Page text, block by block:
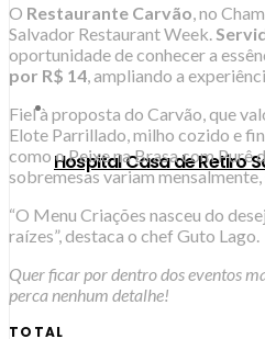
Hospital Casa de Retiro
O Restaurante Carvão , no
Salvador Restaurant Week.
oportunidade de conhecer a
por R$ 14 , ampliando a
Fiel à proposta do Carvão, que
Elote Parrillado, milho cozido e
como o Peixe na Brasa com Purê
sobremesas variam
“O Menu Criações nasceu do
raízes”, destaca o chef Guto Lago.
Quer ficar por dentro dos eventos
perca nenhum detalhe!
TOTAL